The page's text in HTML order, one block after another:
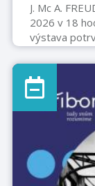
J. Mc A.
2026 v 18
výstava
gallery
doba: So-Ne